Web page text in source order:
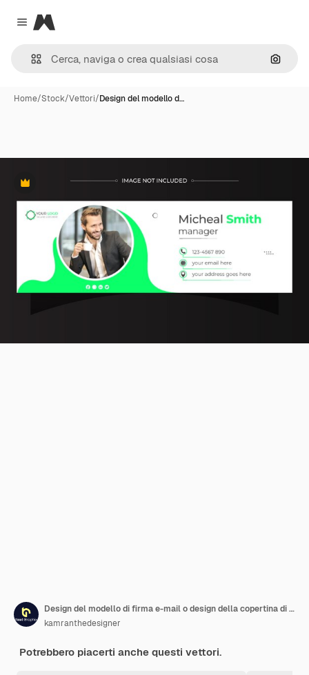
Close menu
Magnific
Cerca
Home/Stock/Vettori/Design del modello d…
Premium
Design del modello di firma e-mail o design della copertina di Facebook 2022
kamranthedesigner
Potrebbero piacerti anche questi vettori.